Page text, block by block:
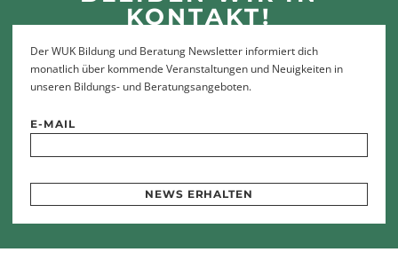
KONTAKT!
Der WUK Bildung und Beratung Newsletter informiert dich
monatlich über kommende Veranstaltungen und Neuigkeiten in
unseren Bildungs- und Beratungsangeboten.
E-MAIL
NEWS ERHALTEN